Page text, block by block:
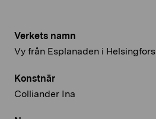
Verkets namn
Vy från Esplanaden i Helsingfors
Konstnär
Colliander Ina